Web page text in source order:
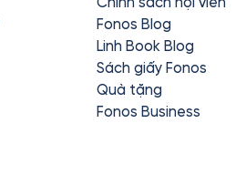
Fonos Blog
Linh Book Blog
Sách giấy Fonos
Quà tặng
Fonos Business